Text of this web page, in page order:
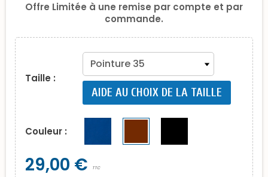
Offre Limitée à une remise par compte et par
commande.
Taille :
AIDE AU CHOIX DE LA TAILLE
Couleur :
29,00 € TTC